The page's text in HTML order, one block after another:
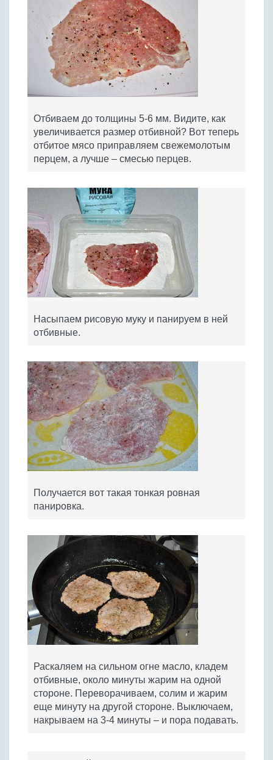
Отбиваем до толщины 5-6 мм. Видите, как
увеличивается размер отбивной? Вот теперь
отбитое мясо приправляем свежемолотым
перцем, а лучше – смесью перцев.
Насыпаем рисовую муку и панируем в ней
отбивные.
Получается вот такая тонкая ровная
панировка.
Раскаляем на сильном огне масло, кладем
отбивные, около минуты жарим на одной
стороне. Переворачиваем, солим и жарим
еще минуту на другой стороне. Выключаем,
накрываем на 3-4 минуты – и пора подавать.